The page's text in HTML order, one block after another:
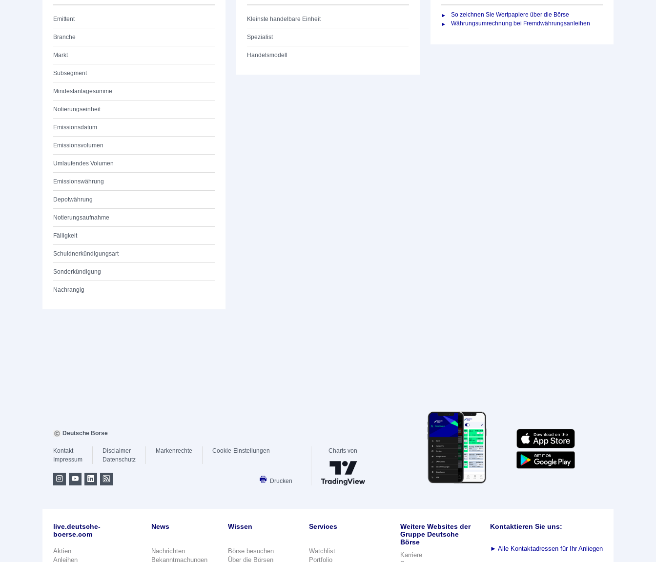
Emittent
Branche
Markt
Subsegment
Mindestanlagesumme
Notierungseinheit
Emissionsdatum
Emissionsvolumen
Umlaufendes Volumen
Emissionswährung
Depotwährung
Notierungsaufnahme
Fälligkeit
Schuldnerkündigungsart
Sonderkündigung
Nachrangig
Kleinste handelbare Einheit
Spezialist
Handelsmodell
So zeichnen Sie Wertpapiere über die Börse
Währungsumrechnung bei Fremdwährungsanleihen
Deutsche Börse
Kontakt
Impressum
Disclaimer
Datenschutz
Markenrechte Cookie-Einstellungen
Drucken
Charts von
live.deutsche-
boerse.com
Aktien
Anleihen
News
Nachrichten
Bekanntmachungen
Wissen
Börse besuchen
Über die Börsen
Services
Watchlist
Portfolio
Weitere Websites der
Gruppe Deutsche
Börse
Karriere
Kontaktieren Sie uns:
► Alle Kontaktadressen für Ihr Anliegen